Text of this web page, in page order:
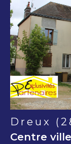
Dreux
Centre